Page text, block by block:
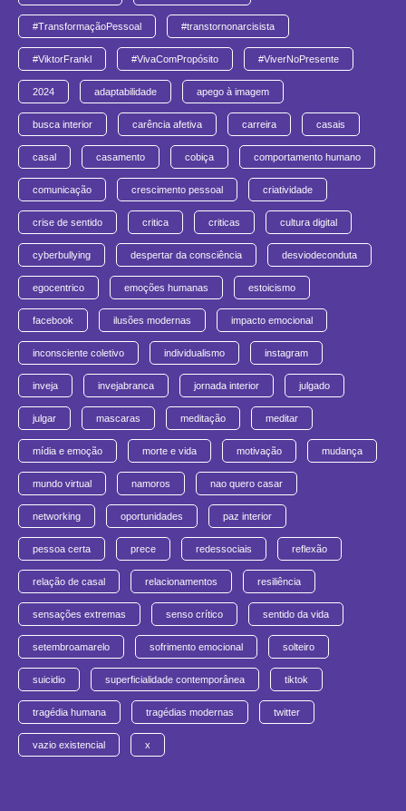
#TransformaçãoPessoal #transtornonarcisista
#ViktorFrankl #VivaComPropósito #ViverNoPresente
2024 adaptabilidade apego à imagem
busca interior carência afetiva carreira casais
casal casamento cobiça comportamento humano
comunicação crescimento pessoal criatividade
crise de sentido critica criticas cultura digital
cyberbullying despertar da consciência desviodeconduta
egocentrico emoções humanas estoicismo
facebook ilusões modernas impacto emocional
inconsciente coletivo individualismo instagram
inveja invejabranca jornada interior julgado
julgar mascaras meditação meditar
mídia e emoção morte e vida motivação mudança
mundo virtual namoros nao quero casar
networking oportunidades paz interior
pessoa certa prece redessociais reflexão
relação de casal relacionamentos resiliência
sensações extremas senso crítico sentido da vida
setembroamarelo sofrimento emocional solteiro
suicidio superficialidade contemporânea tiktok
tragédia humana tragédias modernas twitter
vazio existencial x